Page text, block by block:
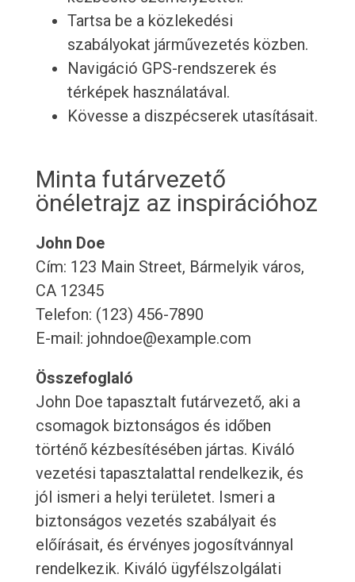
Tartsa be a közlekedési
szabályokat járművezetés közben.
Navigáció GPS-rendszerek és
térképek használatával.
Kövesse a diszpécserek utasításait.
Minta futárvezető
önéletrajz az inspirációhoz
John Doe
Cím: 123 Main Street, Bármelyik város,
CA 12345
Telefon: (123) 456-7890
E-mail: johndoe@example.com
Összefoglaló
John Doe tapasztalt futárvezető, aki a
csomagok biztonságos és időben
történő kézbesítésében jártas. Kiváló
vezetési tapasztalattal rendelkezik, és
jól ismeri a helyi területet. Ismeri a
biztonságos vezetés szabályait és
előírásait, és érvényes jogosítvánnyal
rendelkezik. Kiváló ügyfélszolgálati